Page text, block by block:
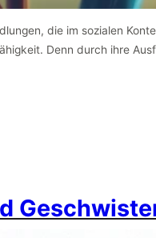
die im sozialen
Denn durch ihre